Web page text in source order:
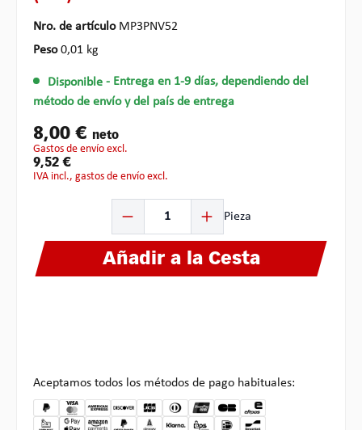
Nro. de artículo MP3PNV52
Peso0,01 kg
Disponible - Entrega en 1-9 días, dependiendo del
método de envío y del país de entrega
8,00 € neto
gastos de envío excl.
9,52 €
IVA incl., gastos de envío excl.
Pieza
Añadir a la Cesta
Aceptamos todos los métodos de pago habituales: